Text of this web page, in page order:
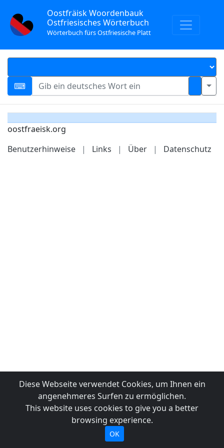
Oostfräisk Woordenbauk
Ostfriesisches Wörterbuch
Wörterbuch fürs Ostfriesische Platt
oostfraeisk.org
Benutzerhinweise
| Links | Über | Datenschutz
Diese Webseite verwendet Cookies, um Ihnen ein
angenehmeres Surfen zu ermöglichen.
This website uses cookies to give you a better
browsing experience.
OK